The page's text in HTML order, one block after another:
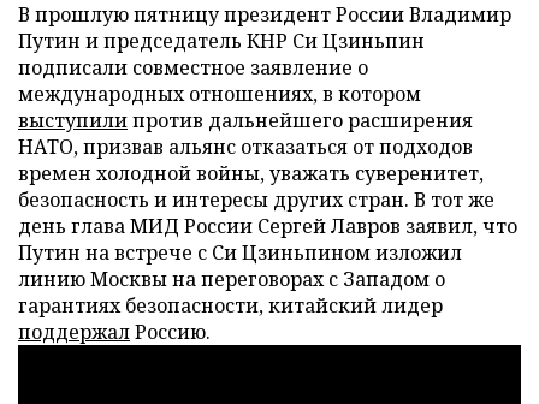
В прошлую пятницу президент России Владимир
Путин и председатель КНР Си Цзиньпин
подписали совместное заявление о
международных отношениях, в котором
выступилипротив дальнейшего расширения
НАТО, призвав альянс отказаться от подходов
времен холодной войны, уважать суверенитет,
безопасность и интересы других стран. В тот же
день глава МИД России Сергей Лавров заявил, что
Путин на встрече с Си Цзиньпином изложил
линию Москвы на переговорах с Западом о
гарантиях безопасности, китайский лидер
поддержалРоссию.